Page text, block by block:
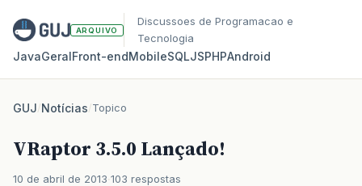
ARQUIVO
Discussoes de Programacao e
Tecnologia
JavaGeralFront‑endMobileSQLJSPHPAndroid
GUJ/Notícias/Topico
VRaptor 3.5.0 Lançado!
10 de abril de 2013 103 respostas